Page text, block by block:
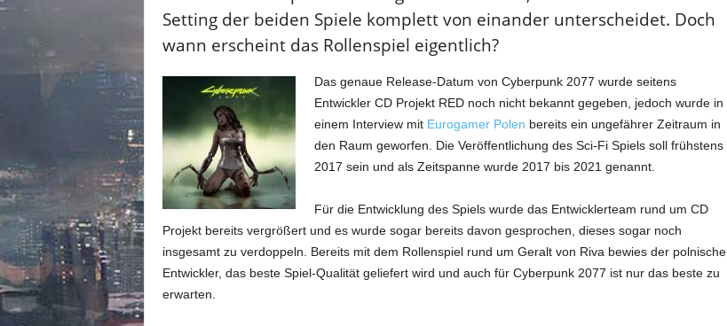
y
u
C
y
b
e
r
p
k
2
Setting der beiden Spiele komplett von einander unterscheidet. Doch
wann erscheint das Rollenspiel eigentlich?
Das genaue Release-Datum von Cyberpunk 2077 wurde seitens
Entwickler CD Projekt RED noch nicht bekannt gegeben, jedoch wurde in
einem Interview mit Eurogamer Polen bereits ein ungefährer Zeitraum in
den Raum geworfen. Die Veröffentlichung des Sci-Fi Spiels soll frühstens
2017 sein und als Zeitspanne wurde 2017 bis 2021 genannt.
Für die Entwicklung des Spiels wurde das Entwicklerteam rund um CD
Projekt bereits vergrößert und es wurde sogar bereits davon gesprochen, dieses sogar noch
insgesamt zu verdoppeln. Bereits mit dem Rollenspiel rund um Geralt von Riva bewies der polnische
Entwickler, das beste Spiel-Qualität geliefert wird und auch für Cyberpunk 2077 ist nur das beste zu
erwarten.